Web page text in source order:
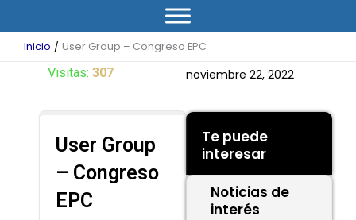
Inicio User Group – Congreso EPC
noviembre 22, 2022
Te puede
interesar
Noticias de
interés
Visitas: 307
User Group
– Congreso
EPC